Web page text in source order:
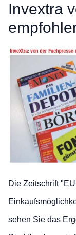
Invextra
Die Zeitschrift
sehen Sie das